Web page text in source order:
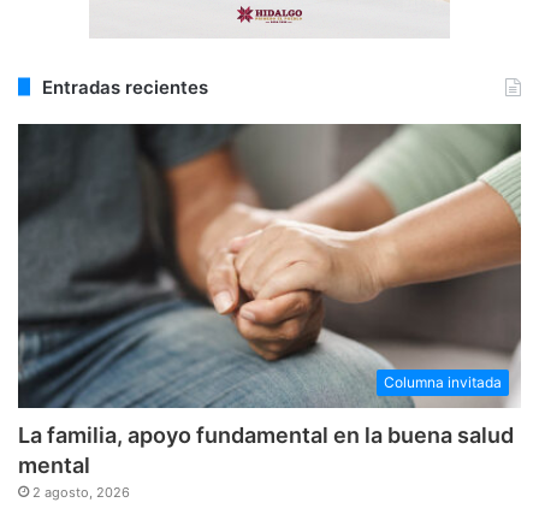
Entradas recientes
Columna invitada
La familia, apoyo fundamental en la buena salud
mental
2 agosto, 2026